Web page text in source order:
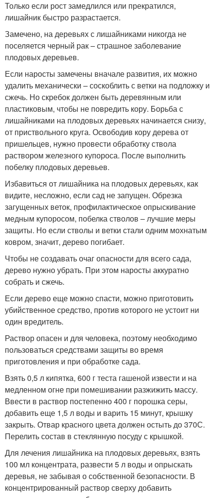
Только если рост замедлился или прекратился,
лишайник быстро разрастается.
Замечено, на деревьях с лишайниками никогда не
поселяется черный рак – страшное заболевание
плодовых деревьев.
Если наросты замечены вначале развития, их можно
удалить механически – соскоблить с ветки на подложку и
сжечь. Но скребок должен быть деревянным или
пластиковым, чтобы не повредить кору. Борьба с
лишайниками на плодовых деревьях начинается снизу,
от приствольного круга. Освободив кору дерева от
пришельцев, нужно провести обработку ствола
раствором железного купороса. После выполнить
побелку плодовых деревьев.
Избавиться от лишайника на плодовых деревьях, как
видите, несложно, если сад не запущен. Обрезка
загущенных веток, профилактическое опрыскивание
медным купоросом, побелка стволов – лучшие меры
защиты. Но если стволы и ветки стали одним мохнатым
ковром, значит, дерево погибает.
Чтобы не создавать очаг опасности для всего сада,
дерево нужно убрать. При этом наросты аккуратно
собрать и сжечь.
Если дерево еще можно спасти, можно приготовить
убийственное средство, против которого не устоит ни
один вредитель.
Раствор опасен и для человека, поэтому необходимо
пользоваться средствами защиты во время
приготовления и при обработке сада.
Взять 0,5 л кипятка, 600 г теста гашеной извести и на
медленном огне при помешивании разжижить массу.
Ввести в раствор постепенно 400 г порошка серы,
добавить еще 1,5 л воды и варить 15 минут, крышку
закрыть. Отвар красного цвета должен остыть до 370С.
Перелить состав в стеклянную посуду с крышкой.
Для лечения лишайника на плодовых деревьях, взять
100 мл концентрата, развести 5 л воды и опрыскать
деревья, не забывая о собственной безопасности. В
концентрированный раствор сверху добавить